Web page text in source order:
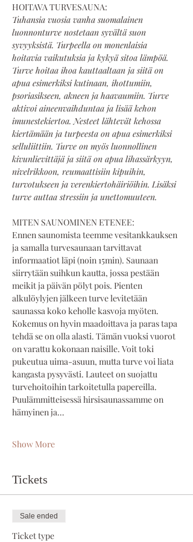
HOITAVA TURVESAUNA:
Tuhansia vuosia vanha suomalainen
luonnonturve nostetaan syvältä suon
syvyyksistä. Turpeella on monenlaisia
hoitavia vaikutuksia ja kykyä sitoa lämpöä.
Turve hoitaa ihoa kauttaaltaan ja siitä on
apua esimerkiksi kutinaan, ihottumiin,
psoriasikseen, akneen ja haavaumiin. Turve
aktivoi aineenvaihduntaa ja lisää kehon
imunestekiertoa. Nesteet lähtevät kehossa
kiertämään ja turpeesta on apua esimerkiksi
selluliittiin. Turve on myös luonnollinen
kivunlievittäjä ja siitä on apua lihassärkyyn,
nivelrikkoon, reumaattisiin kipuihin,
turvotukseen ja verenkiertohäiriöihin. Lisäksi
turve auttaa stressiin ja unettomuuteen.
MITEN SAUNOMINEN ETENEE:
Ennen saunomista teemme vesitankkauksen
ja samalla turvesaunaan tarvittavat
informaatiot läpi (noin 15min). Saunaan
siirrytään suihkun kautta, jossa pestään
meikit ja päivän pölyt pois. Pienten
alkulöylyjen jälkeen turve levitetään
saunassa koko keholle kasvoja myöten.
Kokemus on hyvin maadoittava ja paras tapa
tehdä se on olla alasti. Tämän vuoksi vuorot
on varattu kokonaan naisille. Voit toki
pukeutua uima-asuun, mutta turve voi liata
kangasta pysyvästi. Lauteet on suojattu
turvehoitoihin tarkoitetulla papereilla.
Puulämmitteisessä hirsisaunassamme on
hämyinen ja…
Show More
Tickets
Sale ended
Ticket type